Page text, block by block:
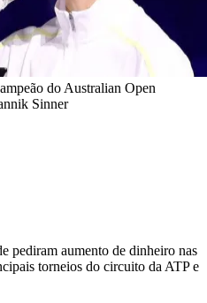
do Australian Open
Sinner
pediram aumento de dinheiro nas
torneios do circuito da ATP e